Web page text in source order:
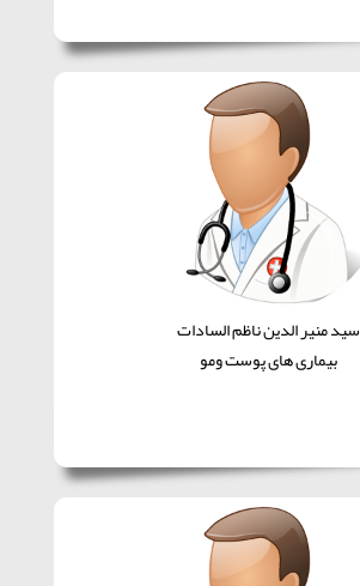
سید منیر الدین ناظم السادات
بیماری های پوست ومو